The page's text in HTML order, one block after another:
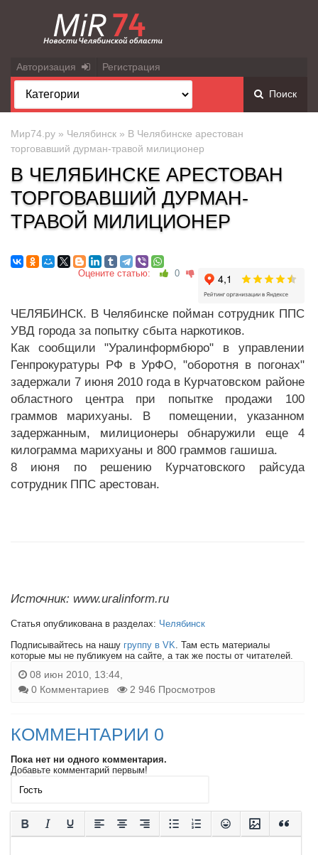
Авторизация Регистрация
Поиск
Мир74.ру » Челябинск » В Челябинске арестован
торговавший дурман-травой милиционер
В ЧЕЛЯБИНСКЕ АРЕСТОВАН
ТОРГОВАВШИЙ ДУРМАН-
ТРАВОЙ МИЛИЦИОНЕР
Оцените статью: 0
ЧЕЛЯБИНСК. В Челябинске пойман сотрудник ППС
УВД города за попытку сбыта наркотиков.
Как сообщили "Уралинформбюро" в управлении
Генпрокуратуры РФ в УрФО, "оборотня в погонах"
задержали 7 июня 2010 года в Курчатовском районе
областного центра при попытке продажи 100
граммов марихуаны. В помещении, указанном
задержанным, милиционеры обнаружили еще 4
килограмма марихуаны и 800 граммов гашиша.
8 июня по решению Курчатовского райсуда
сотрудник ППС арестован.
Источник: www.uralinform.ru
Статья опубликована в разделах: Челябинск
Подписывайтесь на нашу группу в VK. Там есть материалы
которые мы не публикуем на сайте, а так же посты от читателей.
08 июн 2010, 13:44,
0 Комментариев
2 946 Просмотров
КОММЕНТАРИИ 0
Пока нет ни одного комментария.
Добавьте комментарий первым!